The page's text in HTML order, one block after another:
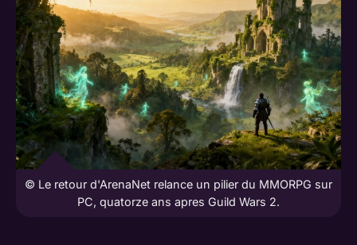
© Le retour d'ArenaNet relance un pilier du MMORPG sur
PC, quatorze ans apres Guild Wars 2.